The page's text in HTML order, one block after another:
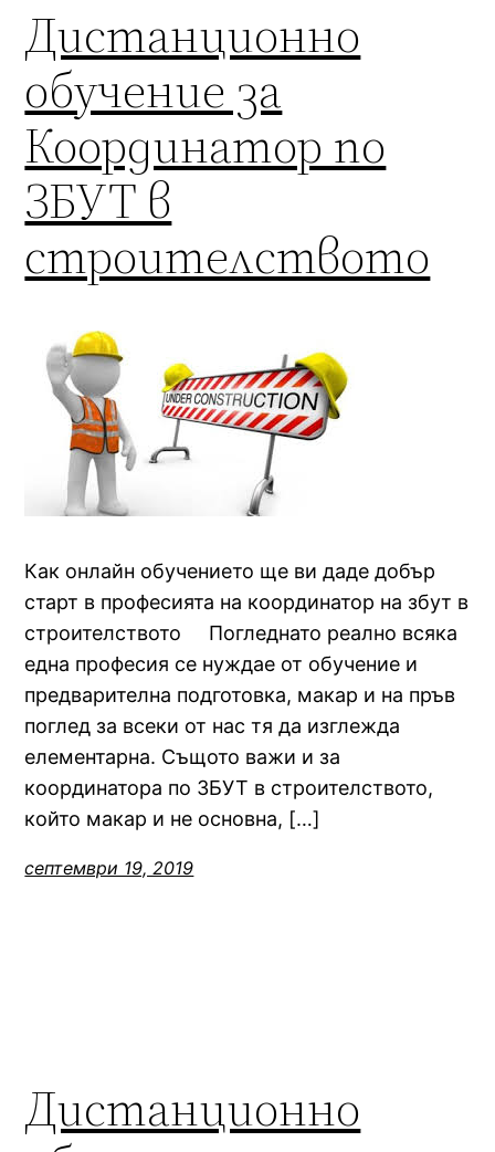
Дистанционно
обучение за
Координатор по
ЗБУТ в
строителството
Как онлайн обучението ще ви даде добър
старт в професията на координатор на збут в
строителството Погледнато реално всяка
една професия се нуждае от обучение и
предварителна подготовка, макар и на пръв
поглед за всеки от нас тя да изглежда
елементарна. Същото важи и за
координатора по ЗБУТ в строителството,
който макар и не основна, […]
септември 19, 2019
Дистанционно